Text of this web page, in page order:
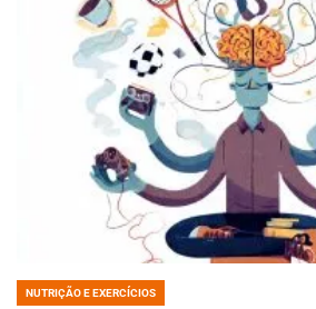
POSTED
NUTRIÇÃO E EXERCÍCIOS